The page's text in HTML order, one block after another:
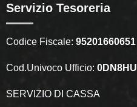
Servizio Tesoreria
Codice Fiscale: 95201660651
Cod.Univoco Ufficio: 0DN8HU
SERVIZIO DI CASSA